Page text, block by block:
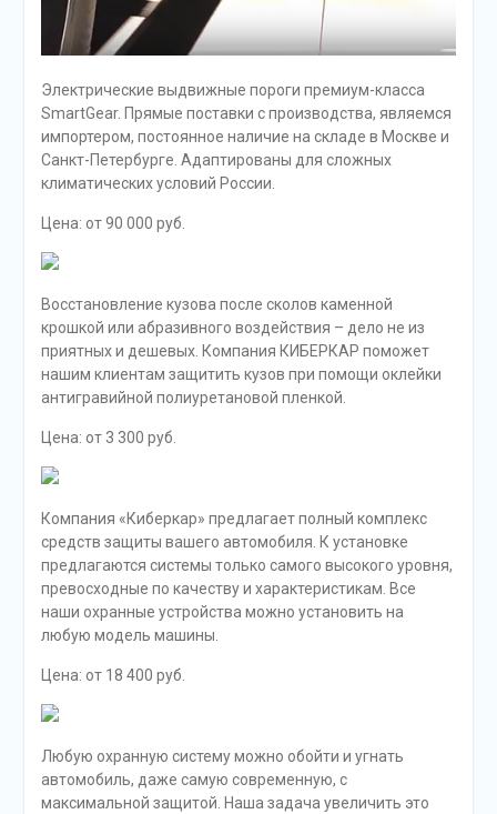
Электрические выдвижные пороги премиум-класса
SmartGear. Прямые поставки с производства, являемся
импортером, постоянное наличие на складе в Москве и
Санкт-Петербурге. Адаптированы для сложных
климатических условий России.
Цена: от 90 000 руб.
Восстановление кузова после сколов каменной
крошкой или абразивного воздействия – дело не из
приятных и дешевых. Компания КИБЕРКАР поможет
нашим клиентам защитить кузов при помощи оклейки
антигравийной полиуретановой пленкой.
Цена: от 3 300 руб.
Компания «Киберкар» предлагает полный комплекс
средств защиты вашего автомобиля. К установке
предлагаются системы только самого высокого уровня,
превосходные по качеству и характеристикам. Все
наши охранные устройства можно установить на
любую модель машины.
Цена: от 18 400 руб.
Любую охранную систему можно обойти и угнать
автомобиль, даже самую современную, с
максимальной защитой. Наша задача увеличить это